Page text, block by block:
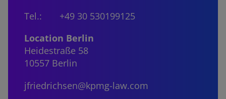
Tel.:
+49 30 530199125
Location Berlin
Heidestraße 58
10557 Berlin
jfriedrichsen@kpmg-law.com